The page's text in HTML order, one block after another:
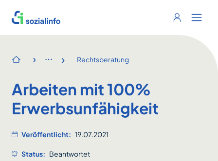
Sozialinfo
Login
Startseite
› › Rechtsberatung
Arbeiten mit 100%
Erwerbsunfähigkeit
Veröffentlicht: 19.07.2021
Status: Beantwortet